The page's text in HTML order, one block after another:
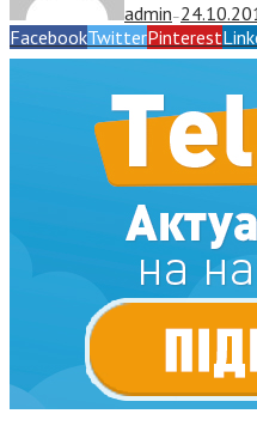
admin —
FacebookTwitterPinterest